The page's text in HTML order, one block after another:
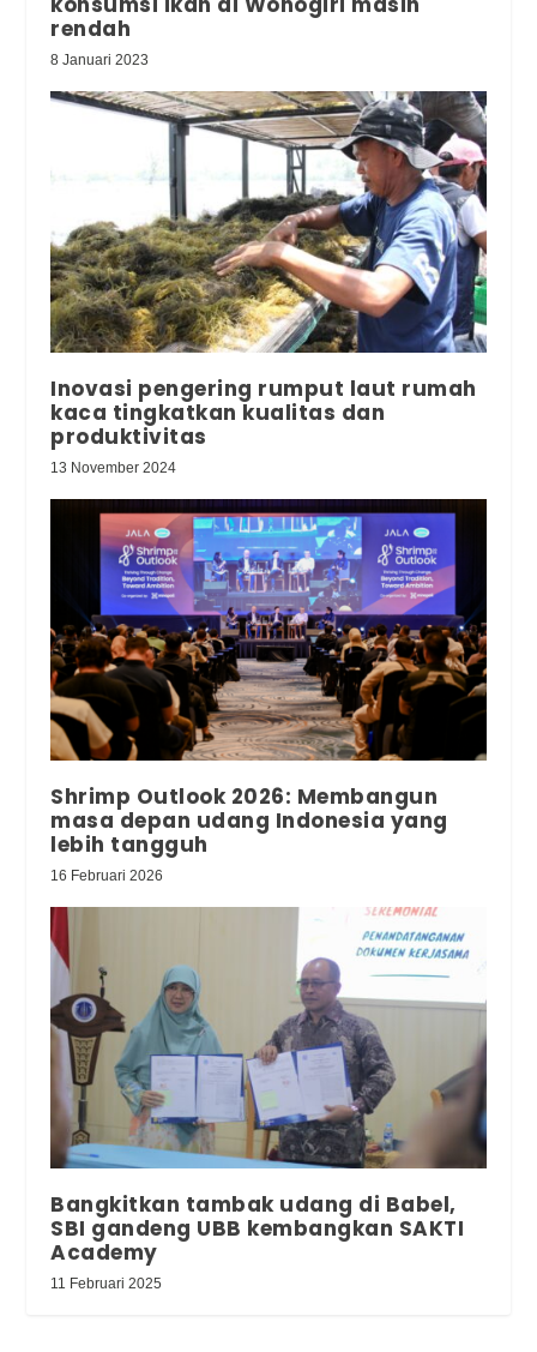
rendah
8 Januari 2023
Inovasi pengering rumput laut rumah
kaca tingkatkan kualitas dan
produktivitas
13 November 2024
Shrimp Outlook 2026: Membangun
masa depan udang Indonesia yang
lebih tangguh
16 Februari 2026
Bangkitkan tambak udang di Babel,
SBI gandeng UBB kembangkan SAKTI
Academy
11 Februari 2025